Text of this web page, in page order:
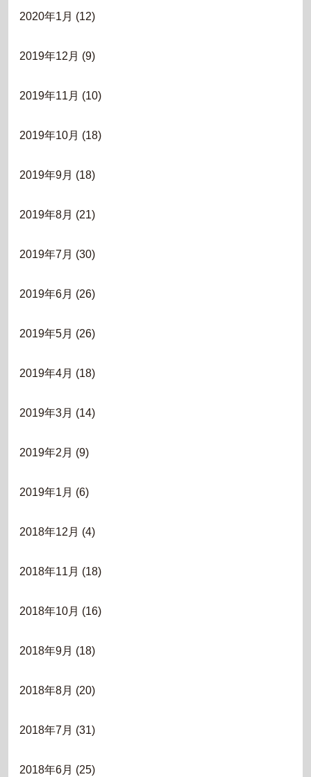
2020年1月 (12)
2019年12月 (9)
2019年11月 (10)
2019年10月 (18)
2019年9月 (18)
2019年8月 (21)
2019年7月 (30)
2019年6月 (26)
2019年5月 (26)
2019年4月 (18)
2019年3月 (14)
2019年2月 (9)
2019年1月 (6)
2018年12月 (4)
2018年11月 (18)
2018年10月 (16)
2018年9月 (18)
2018年8月 (20)
2018年7月 (31)
2018年6月 (25)